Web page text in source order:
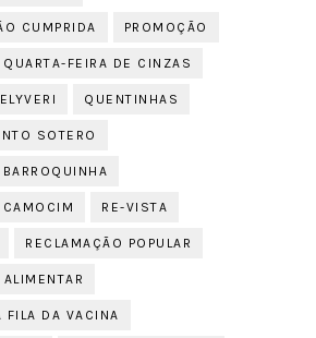
CUMPRIDA PROMOÇÃO
QUARTA-FEIRA DE CINZAS
QUENTINHAS
SOTERO
RE-VISTA
RECLAMAÇÃO POPULAR
FILA DA VACINA